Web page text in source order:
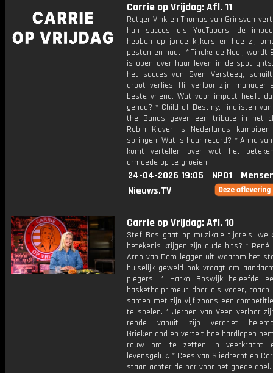
Carrie op Vrijdag: Afl. 11
Rutger Vink en Thomas van Grinsven
hun succes als YouTubers, de
hebben op jonge kijkers en hoe zij
pesten en haat. * Tineke de Nooij wordt
is open over haar leven in de
het succes van Sven Versteeg,
groot verlies. Hij verloor zijn manager
beste vriend. Wat voor impact heeft
gehad? * Child of Destiny, finalisten
the Bands geven een tribute in het
Robin Klaver is Nederlands
springen. Wat is haar record? * Anna
komt vertellen over wat het
armoede op te groeien.
24-04-2026 19:05 NPO1
Nieuws.TV
Carrie op Vrijdag: Afl. 10
Stef Bos gaat op muzikale tijdreis:
betekenis krijgen zijn oude hits? * René
Arno van Dam leggen uit waarom het
huiselijk geweld ook vraagt om
plegers. * Harko Boswijk beleefde
basketbalprimeur door als vader,
samen met zijn vijf zoons een
te spelen. * Jeroen van Veen verloor
rende vanuit zijn verdriet
Griekenland en vertelt hoe hardlopen
rouw om te zetten in veerkracht
levensgeluk. * Cees van Sliedrecht en
staan achter de bar voor het goede doel.